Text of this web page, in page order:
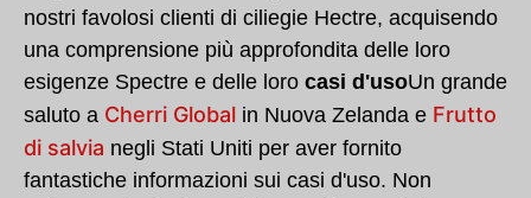
nostri favolosi clienti di ciliegie Hectre, acquisendo
una comprensione più approfondita delle loro
esigenze Spectre e delle loro casi d'usoUn grande
saluto a Cherri Global in Nuova Zelanda e Frutto
di salvia negli Stati Uniti per aver fornito
fantastiche informazioni sui casi d'uso. Non